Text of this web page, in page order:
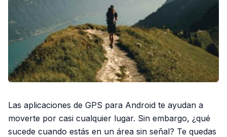
Las aplicaciones de GPS para Android te ayudan a
moverte por casi cualquier lugar. Sin embargo, ¿qué
sucede cuando estás en un área sin señal? Te quedas